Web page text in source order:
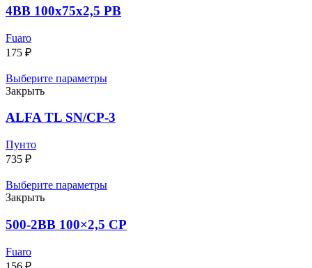
4BB 100x75x2,5 PB
Fuaro
175 ₽
Выберите параметры
Закрыть
ALFA TL SN/CP-3
Пунто
735 ₽
Выберите параметры
Закрыть
500-2BB 100×2,5 CP
Fuaro